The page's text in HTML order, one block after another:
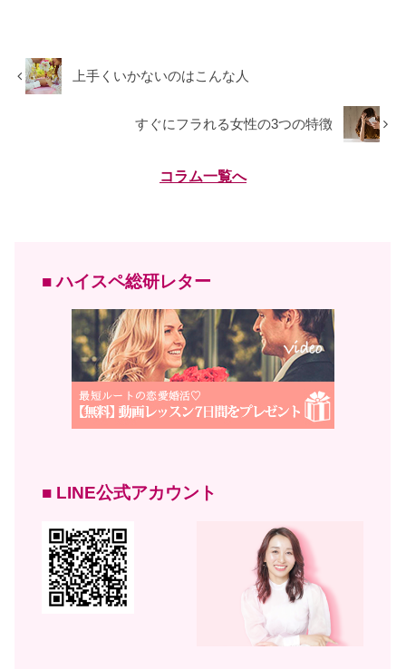
上手くいかないのはこんな人
すぐにフラれる女性の3つの特徴
コラム一覧へ
■ ハイスペ総研レター
■ LINE公式アカウント